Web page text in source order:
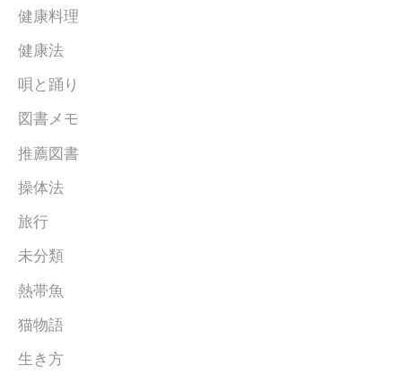
健康料理
健康法
唄と踊り
図書メモ
推薦図書
操体法
旅行
未分類
熱帯魚
猫物語
生き方